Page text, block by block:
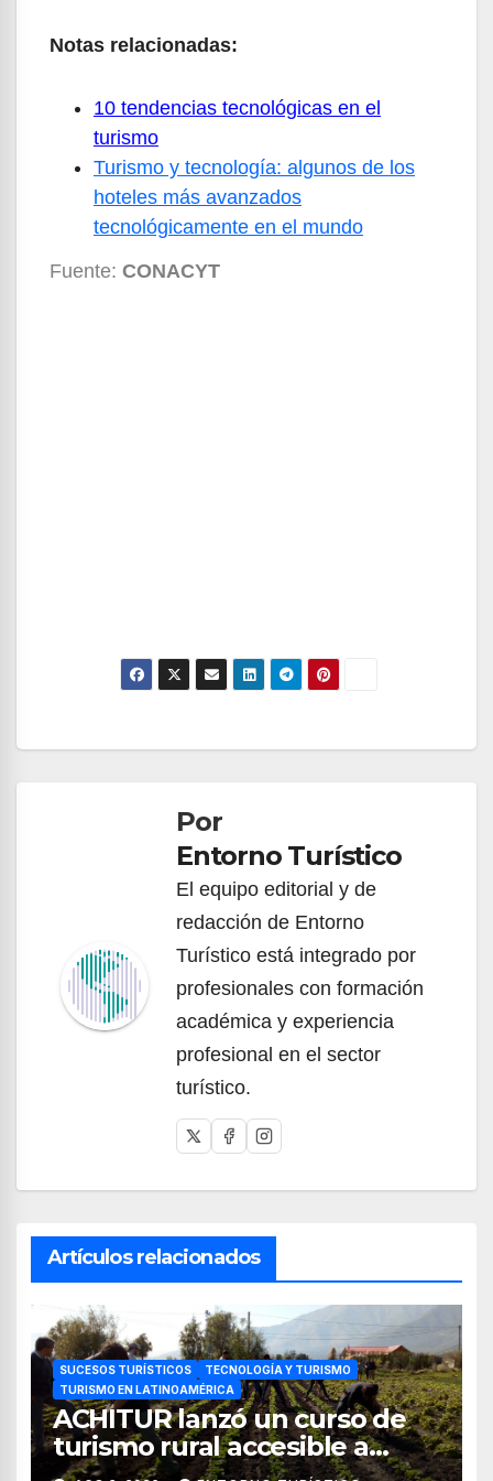
Notas relacionadas:
10 tendencias tecnológicas en el
turismo
Turismo y tecnología: algunos de los
hoteles más avanzados
tecnológicamente en el mundo
Fuente: CONACYT
Navegación
entradasPor
Entorno Turístico
El equipo editorial y de
redacción de Entorno
Turístico está integrado por
profesionales con formación
académica y experiencia
profesional en el sector
turístico.
Artículos relacionados
SUCESOS TURÍSTICOS
TECNOLOGÍA Y TURISMO
TURISMO EN LATINOAMÉRICA
ACHITUR lanzó un curso de
turismo rural accesible a
través de WhatsApp